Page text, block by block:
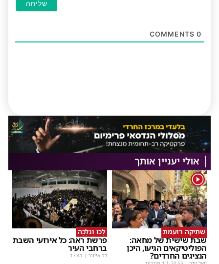
0
אולי יעניין אותך
1
שתיקה רועמת
שבת שישית של מחאה:
הפוליטיקאים הגיעו, היכן
הנציגים החרדים?
לְכוּ וְנֵלְכָה
פרשת ראה: כל אירועי השבת
ברחבי העיר
דב אייזנר |
17:41